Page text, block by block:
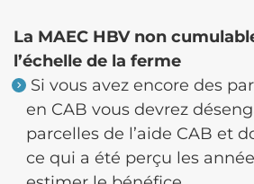
La MAEC HBV non
l’échelle de la ferme
Si vous avez encore des
en CAB vous devrez
parcelles de l’aide CAB et
ce qui a été perçu les